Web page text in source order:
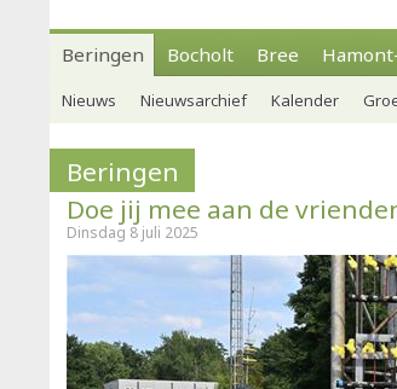
Beringen Bocholt Bree
Nieuws Nieuwsarchief Kalender
Beringen
Doe jij mee aan de
Dinsdag 8 juli 2025